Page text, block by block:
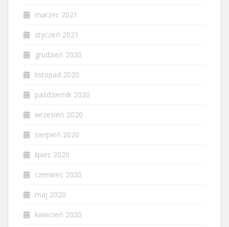
marzec 2021
styczeń 2021
grudzień 2020
listopad 2020
październik 2020
wrzesień 2020
sierpień 2020
lipiec 2020
czerwiec 2020
maj 2020
kwiecień 2020